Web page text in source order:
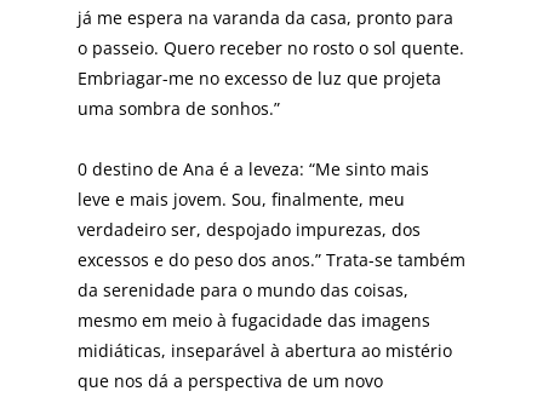
já me espera na varanda da casa, pronto para
o passeio. Quero receber no rosto o sol quente.
Embriagar-me no excesso de luz que projeta
uma sombra de sonhos.”
0 destino de Ana é a leveza: “Me sinto mais
leve e mais jovem. Sou, finalmente, meu
verdadeiro ser, despojado impurezas, dos
excessos e do peso dos anos.” Trata-se também
da serenidade para o mundo das coisas,
mesmo em meio à fugacidade das imagens
midiáticas, insepará­vel à abertura ao mistério
que nos dá a perspectiva de um no­vo